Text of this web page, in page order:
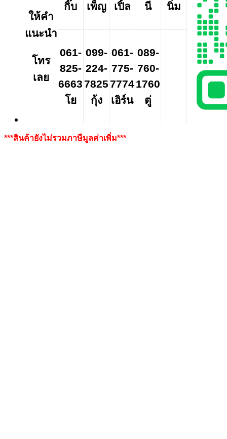
ให้คำ
แนะนำ
โทร
เลย
กิ๊บ
เพ็ญ
เปิ้ล
นี
นิ่ม
061-
825-
6663
โย
099-
224-
7825
กุ้ง
061-
775-
7774
เอิร์น
089-
760-
1760
ตู่
***สินค้ายังไม่รวมภาษีมูลค่าเพิ่ม***